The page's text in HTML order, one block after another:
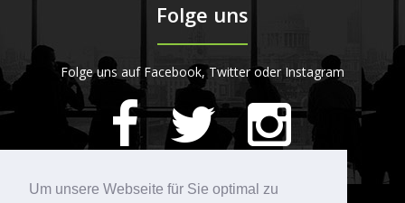
Um unsere Webseite für Sie optimal zu
Folge uns
Folge uns auf Facebook, Twitter oder Instagram
420Bewertungen auf ProvenExpert.com